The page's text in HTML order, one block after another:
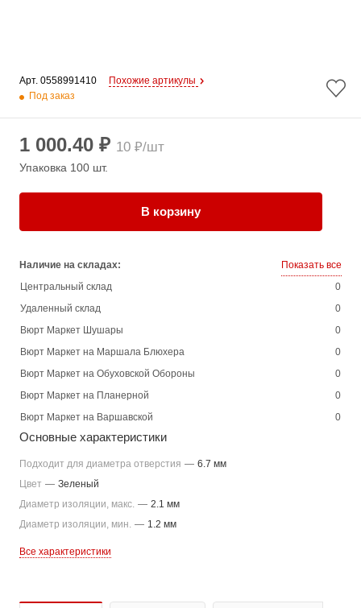
Арт. 0558991410
Похожие артикулы
Под заказ
1 000.40 ₽ 10 ₽/шт
Упаковка 100 шт.
В корзину
Наличие на складах:
Показать все
Центральный склад
0
Удаленный склад
0
Вюрт Маркет Шушары
0
Вюрт Маркет на Маршала Блюхера
0
Вюрт Маркет на Обуховской Обороны
0
Вюрт Маркет на Планерной
0
Вюрт Маркет на Варшавской
0
Основные характеристики
Подходит для диаметра отверстия — 6.7 мм
Цвет — Зеленый
Диаметр изоляции, макс. — 2.1 мм
Диаметр изоляции, мин. — 1.2 мм
Все характеристики